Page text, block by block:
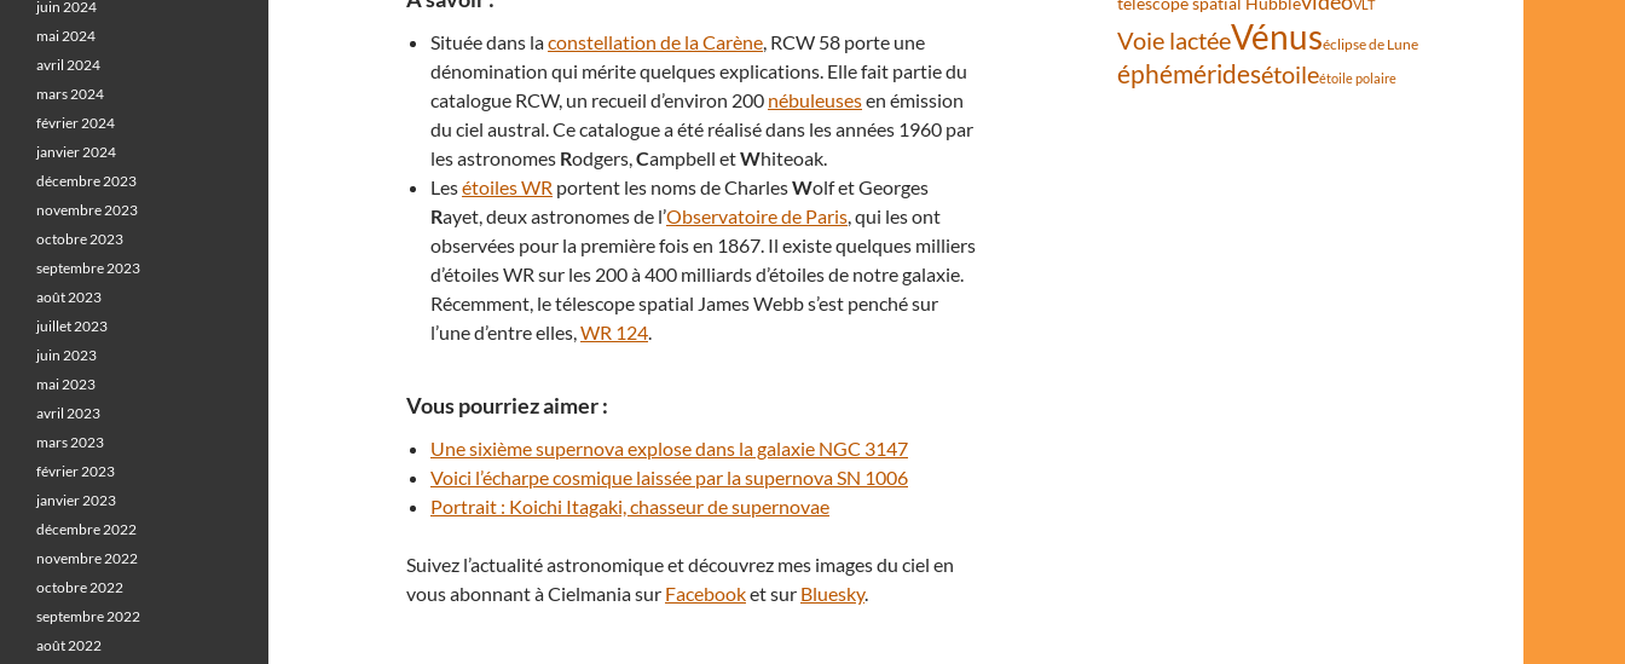
Située dans laconstellation de la Carène, RCW 58 porte une
dénomination qui mérite quelques explications. Elle fait partie du
catalogue RCW, un recueil d’environ 200 nébuleusesen émission
du ciel austral. Ce catalogue a été réalisé dans les années 1960 par
les astronomes Rodgers,Campbell etWhiteoak.
Lesétoiles WR portent les noms de CharlesWolf et Georges
Rayet, deux astronomes de l’Observatoire de Paris, qui les ont
observées pour la première fois en 1867. Il existe quelques milliers
d’étoiles WR sur les 200 à 400 milliards d’étoiles de notre galaxie.
Récemment, le télescope spatial James Webb s’est penché sur
l’une d’entre elles,WR 124.
Vous pourriez aimer :
Une sixième supernova explose dans la galaxie NGC 3147
Voici l’écharpe cosmique laissée par la supernova SN 1006
Portrait : Koichi Itagaki, chasseur de supernovae
Suivez l’actualité astronomique et découvrez mes images du ciel en
vous abonnant à Cielmania sur Facebooket sur Bluesky.
VLT
Voie lactéeVénuséclipse de Lune
éphéméridesétoileétoile polaire
juin 2024
mai 2024
avril 2024
mars 2024
février 2024
janvier 2024
décembre 2023
novembre 2023
octobre 2023
septembre 2023
août 2023
juillet 2023
juin 2023
mai 2023
avril 2023
mars 2023
février 2023
janvier 2023
décembre 2022
novembre 2022
octobre 2022
septembre 2022
août 2022